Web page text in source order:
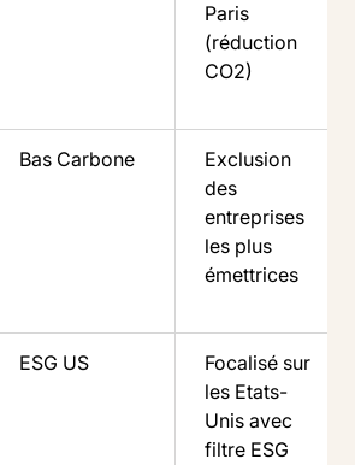
Paris
(réduction
CO2)
Bas Carbone
Exclusion
des
entreprises
les plus
émettrices
ESG US
Focalisé sur
les Etats-
Unis avec
filtre ESG